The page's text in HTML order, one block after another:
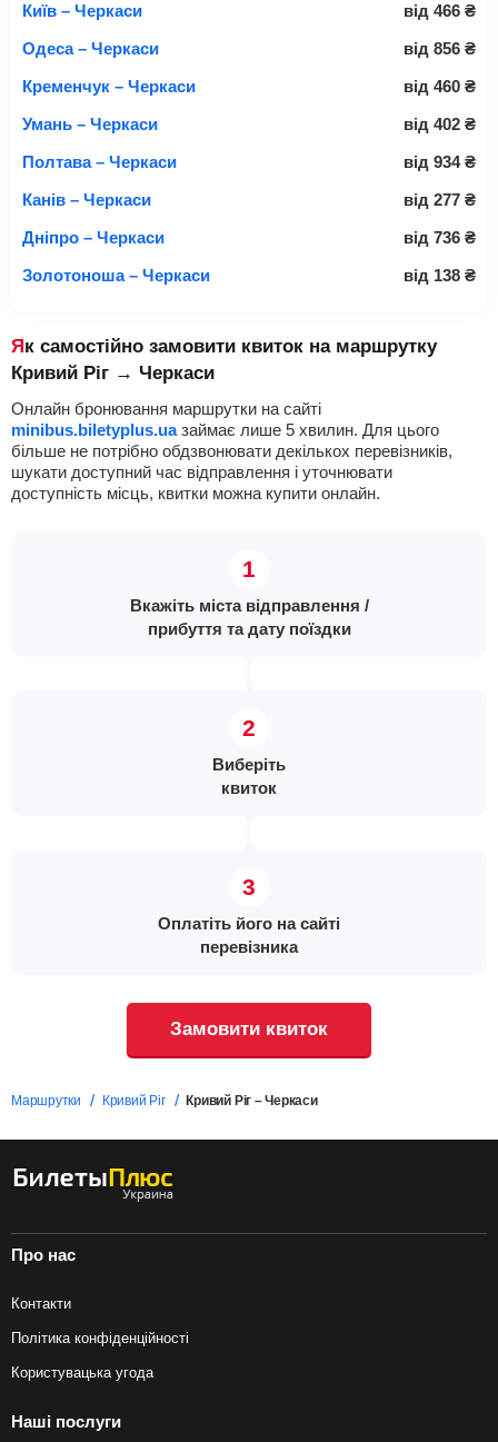
Київ – Черкаси від 466 ₴
Одеса – Черкаси
від 856 ₴
Кременчук – Черкаси
від 460 ₴
Умань – Черкаси
від 402 ₴
Полтава – Черкаси
від 934 ₴
Канів – Черкаси
від 277 ₴
Дніпро – Черкаси
від 736 ₴
Золотоноша – Черкаси
від 138 ₴
Як самостійно замовити квиток на маршрутку
Кривий Ріг → Черкаси
Онлайн бронювання маршрутки на сайті
minibus.biletyplus.uaзаймає лише 5 хвилин. Для цього
більше не потрібно обдзвонювати декількох перевізників,
шукати доступний час відправлення і уточнювати
доступність місць, квитки можна купити онлайн.
Вкажіть міста відправлення /
прибуття та дату поїздки
Виберіть
квиток
Оплатіть його на сайті
перевізника
Замовити квиток
Маршрутки Кривий Ріг Кривий Ріг – Черкаси
Про нас
Контакти
Політика конфіденційності
Користувацька угода
Наші послуги